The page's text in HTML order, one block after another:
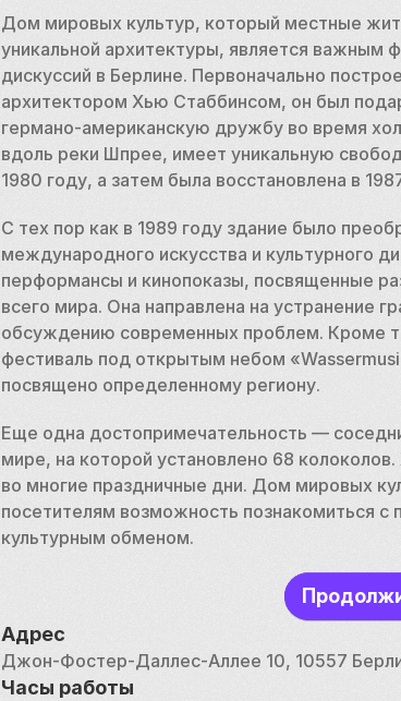
Дом мировых культур, который местные
уникальной архитектуры, является важным
дискуссий в Берлине. Первоначально
архитектором Хью Стаббинсом, он был
германо-американскую дружбу во время
вдоль реки Шпрее, имеет уникальную
1980 году, а затем была восстановлена в
С тех пор как в 1989 году здание было
международного искусства и культурного
перформансы и кинопоказы, посвященные
всего мира. Она направлена на устранение
обсуждению современных проблем. Кроме
фестиваль под открытым небом
посвящено определенному региону.
Еще одна достопримечательность —
мире, на которой установлено 68
во многие праздничные дни. Дом мировых
посетителям возможность познакомиться
культурным обменом.
Адрес
Джон-Фостер-Даллес-Аллее 10, 10557
Часы работы